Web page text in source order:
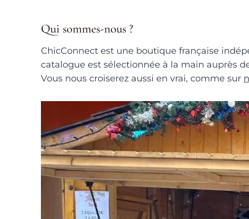
Qui sommes-nous ?
ChicConnect est une boutique française
catalogue est sélectionnée à la main auprès
Vous nous croiserez aussi en vrai, comme sur